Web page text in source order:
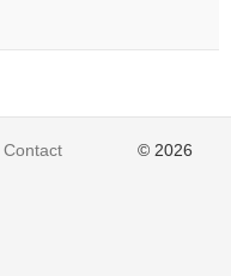
Contact © 2026